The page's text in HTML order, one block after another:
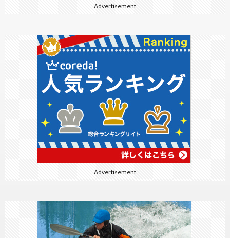
Advertisement
Advertisement